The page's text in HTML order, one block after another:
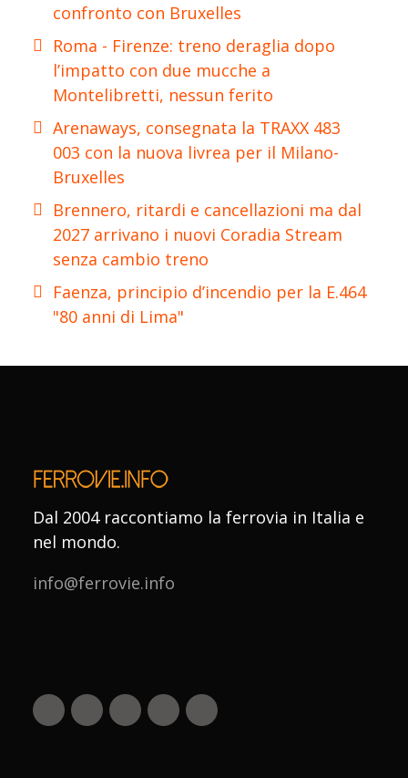
confronto con Bruxelles
Roma - Firenze: treno deraglia dopo
l’impatto con due mucche a
Montelibretti, nessun ferito
Arenaways, consegnata la TRAXX 483
003 con la nuova livrea per il Milano-
Bruxelles
Brennero, ritardi e cancellazioni ma dal
2027 arrivano i nuovi Coradia Stream
senza cambio treno
Faenza, principio d’incendio per la E.464
"80 anni di Lima"
Dal 2004 raccontiamo la ferrovia in Italia e
nel mondo.
info@ferrovie.info